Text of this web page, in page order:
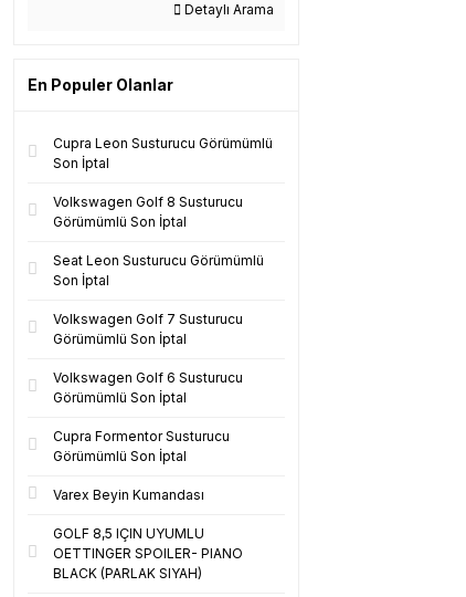
Detaylı Arama
En Populer Olanlar
Cupra Leon Susturucu Görümümlü
Son İptal
Volkswagen Golf 8 Susturucu
Görümümlü Son İptal
Seat Leon Susturucu Görümümlü
Son İptal
Volkswagen Golf 7 Susturucu
Görümümlü Son İptal
Volkswagen Golf 6 Susturucu
Görümümlü Son İptal
Cupra Formentor Susturucu
Görümümlü Son İptal
Varex Beyin Kumandası
GOLF 8,5 IÇIN UYUMLU
OETTINGER SPOILER- PIANO
BLACK (PARLAK SIYAH)